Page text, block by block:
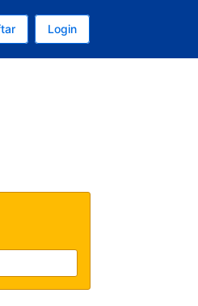
Dolar Amerika Serikat
Bahasa Indonesia
Anda
Login